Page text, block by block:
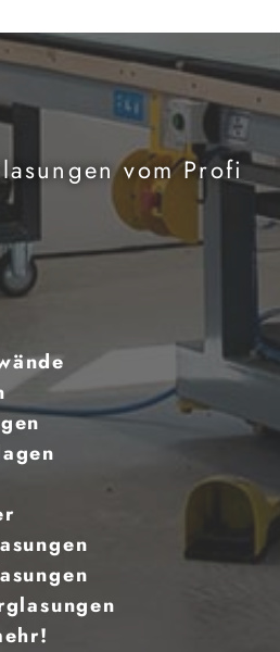
vom Profi